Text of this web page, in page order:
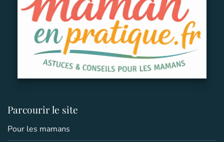
Parcourir le site
Pour les mamans